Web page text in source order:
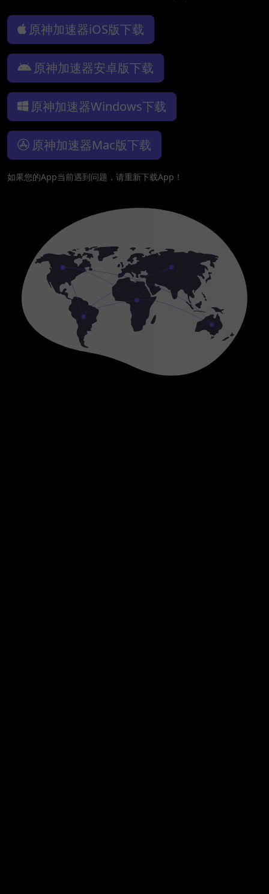
原神加速器iOS版下载
原神加速器安卓版下载
原神加速器Windows下载
原神加速器Mac版下载
如果您的App当前遇到问题，请重新下载App！